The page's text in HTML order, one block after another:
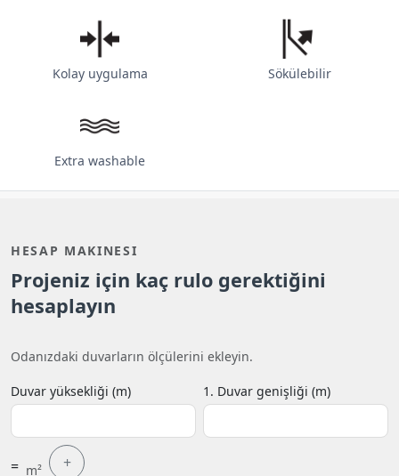
Kolay uygulama Sökülebilir
Extra washable
HESAP MAKINESI
Projeniz için kaç rulo gerektiğini
hesaplayın
Odanızdaki duvarların ölçülerini ekleyin.
Duvar yüksekliği (m) 1. Duvar genişliği (m)
= m² +